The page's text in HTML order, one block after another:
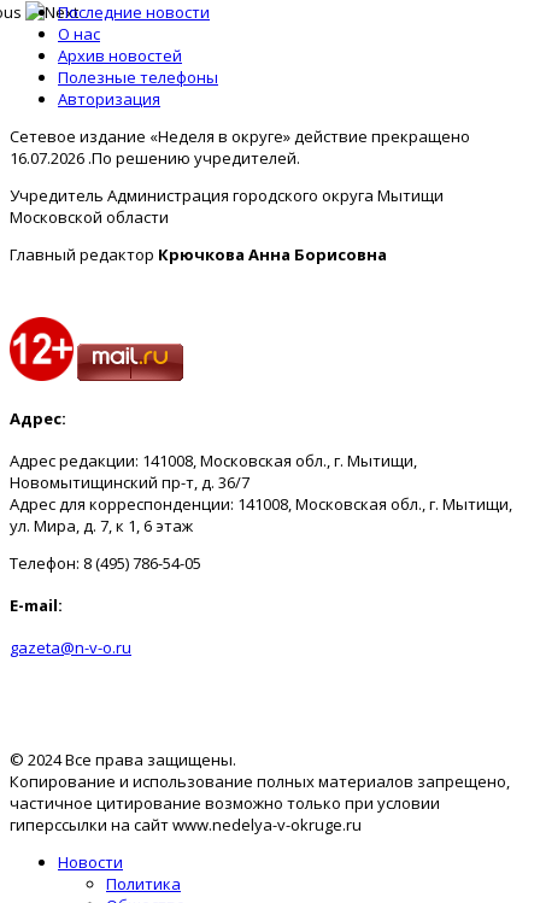
Последние новости
О нас
Архив новостей
Полезные телефоны
Авторизация
Сетевое издание «Неделя в округе» действие прекращено
16.07.2026 .По решению учредителей.
Учредитель Администрация городского округа Мытищи
Московской области
Главный редактор Крючкова Анна Борисовна
Адрес:
Адрес редакции: 141008, Московская обл., г. Мытищи,
Новомытищинский пр-т, д. 36/7
Адрес для корреспонденции: 141008, Московская обл., г. Мытищи,
ул. Мира, д. 7, к 1, 6 этаж
Телефон: 8 (495) 786-54-05
E-mail:
gazeta@n-v-o.ru
© 2024 Все права защищены.
Копирование и использование полных материалов запрещено,
частичное цитирование возможно только при условии
гиперссылки на сайт www.nedelya-v-okruge.ru
Новости
Политика